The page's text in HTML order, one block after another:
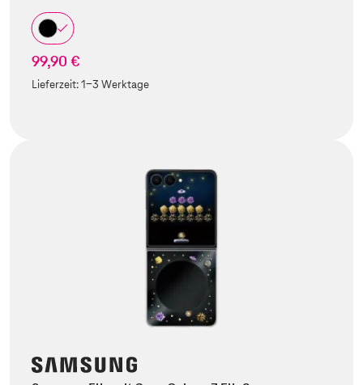
99,90 €
Lieferzeit:1-3 Werktage